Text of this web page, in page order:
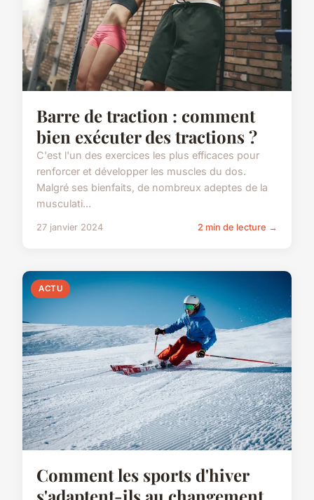
Barre de traction : comment
bien exécuter des tractions ?
C'est l'un des exercices les plus efficaces pour
renforcer et développer les muscles du dos.
Malgré ses bienfaits, de nombreux adeptes de la
musculati...
27 janvier 2024 2 min de lecture →
ACTU
Comment les sports d'hiver